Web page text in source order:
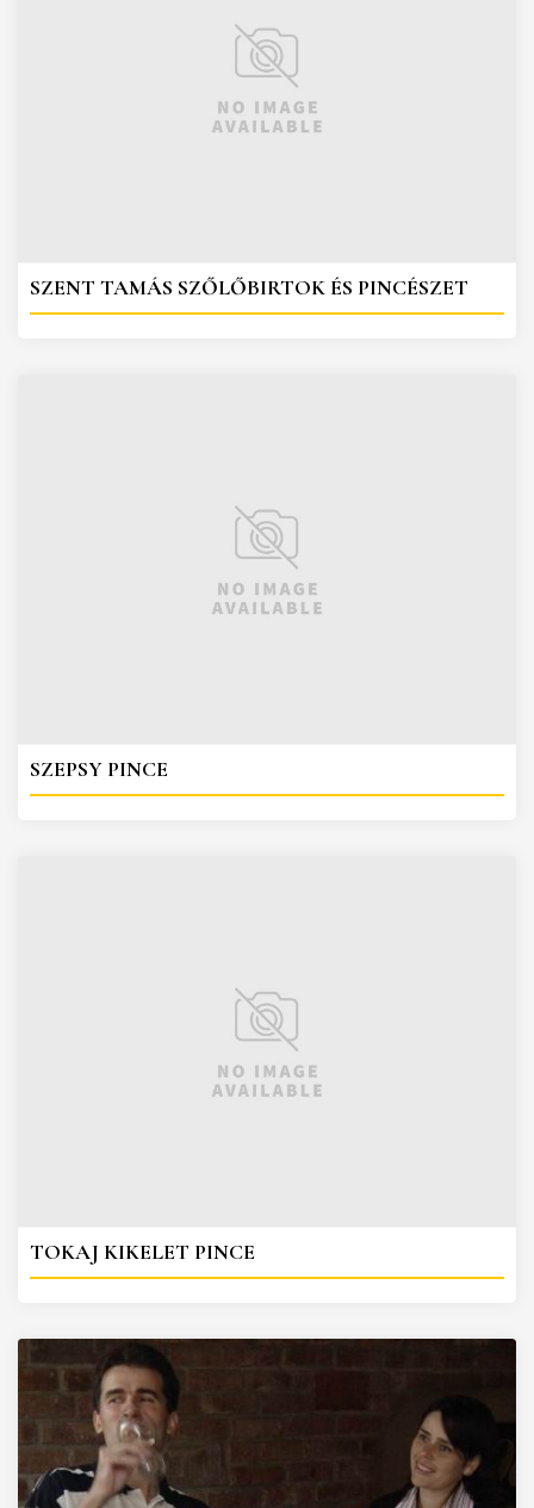
SZENT TAMÁS SZŐLŐBIRTOK ÉS PINCÉSZET
SZEPSY PINCE
TOKAJ KIKELET PINCE